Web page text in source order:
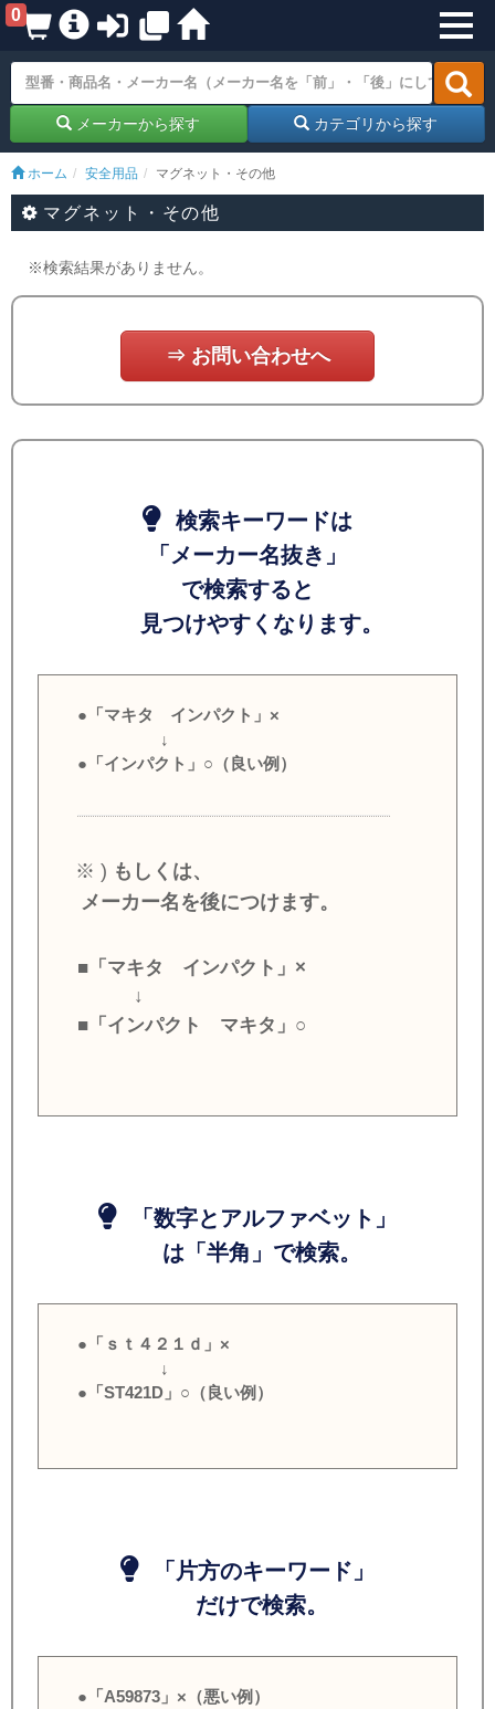
0
メーカーから探す カテゴリから探す
ホーム 安全用品 マグネット・その他
マグネット・その他
※検索結果がありません。
⇒ お問い合わせへ
検索キーワードは
「メーカー名抜き」
で検索すると
見つけやすくなります。
●「マキタ インパクト」×
↓
●「インパクト」○（良い例）
※ ) もしくは、
メーカー名を後につけます。
■「マキタ インパクト」×
↓
■「インパクト マキタ」○
「数字とアルファベット」
は「半角」で検索。
●「ｓｔ４２１ｄ」×
↓
●「ST421D」○（良い例）
「片方のキーワード」
だけで検索。
●「A59873」×（悪い例）